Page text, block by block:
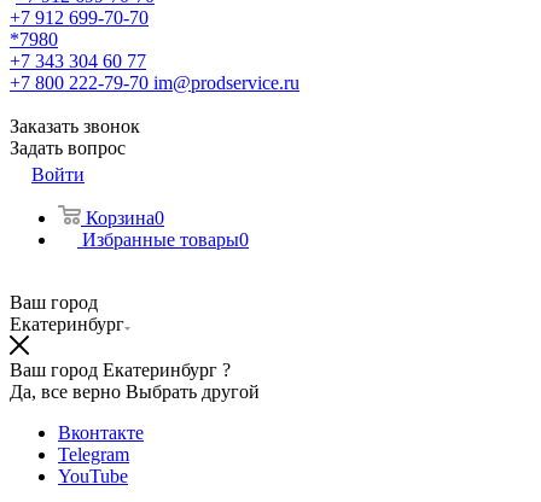
+7 912 699-70-70
*7980
+7 343 304 60 77
+7 800 222-79-70 im@prodservice.ru
Заказать звонок
Задать вопрос
Войти
Корзина0
Избранные товары0
Ваш город
Екатеринбург
Ваш город Екатеринбург ?
Да, все верно Выбрать другой
Вконтакте
Telegram
YouTube